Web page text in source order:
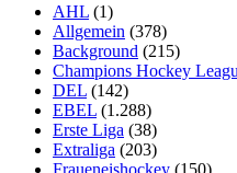
AHL (1)
Allgemein (378)
Background (215)
Champions Hockey
DEL (142)
EBEL (1.288)
Erste Liga (38)
Extraliga (203)
Fraueneishockey (150)